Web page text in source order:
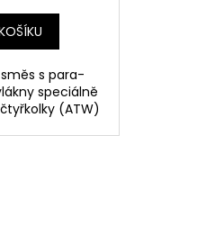
s para-
speciálně
(ATW)